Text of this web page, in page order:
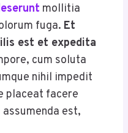
mollitia
fuga. Et
est et expedita
cum soluta
nihil impedit
placeat facere
est,